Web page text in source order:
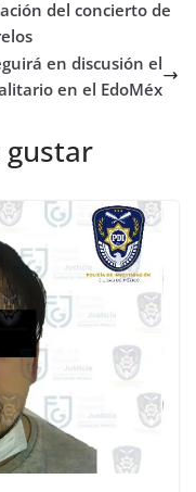
del concierto de
en discusión el
en el EdoMéx
gustar